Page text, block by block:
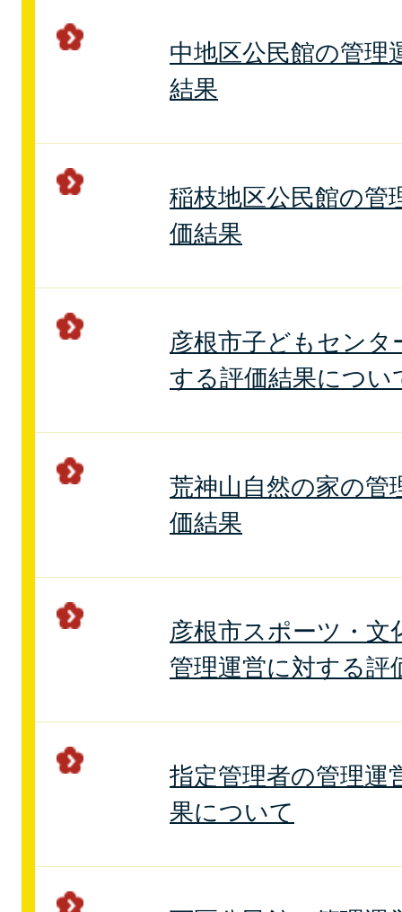
中地区公民館の管理
結果
稲枝地区公民館の管
価結果
彦根市子どもセンタ
する評価結果につい
荒神山自然の家の管
価結果
彦根市スポーツ・文
管理運営に対する評
指定管理者の管理運
果について